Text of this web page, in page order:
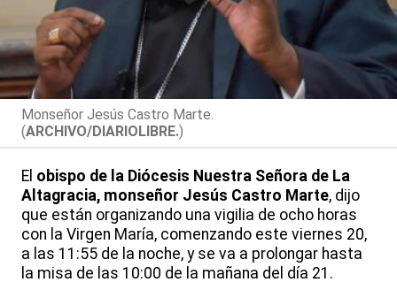
Monseñor Jesús Castro Marte.
(ARCHIVO/DIARIOLIBRE.)
El obispo de la Diócesis Nuestra Señora de La
Altagracia, monseñor Jesús Castro Marte, dijo
que están organizando una vigilia de ocho horas
con la Virgen María, comenzando este viernes 20,
a las 11:55 de la noche, y se va a prolongar hasta
la misa de las 10:00 de la mañana del día 21.